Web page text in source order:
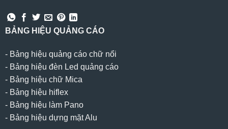
BẢNG HIỆU QUẢNG CÁO
- Bảng hiệu quảng cáo chữ nổi
- Bảng hiệu đèn Led quảng cáo
- Bảng hiệu chữ Mica
- Bảng hiệu hiflex
- Bảng hiệu làm Pano
- Bảng hiệu dựng mặt Alu